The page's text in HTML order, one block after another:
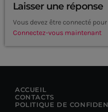
Laisser une réponse
Vous devez être connecté
Connectez-vous maintenant
ACCUEIL
CONTACTS